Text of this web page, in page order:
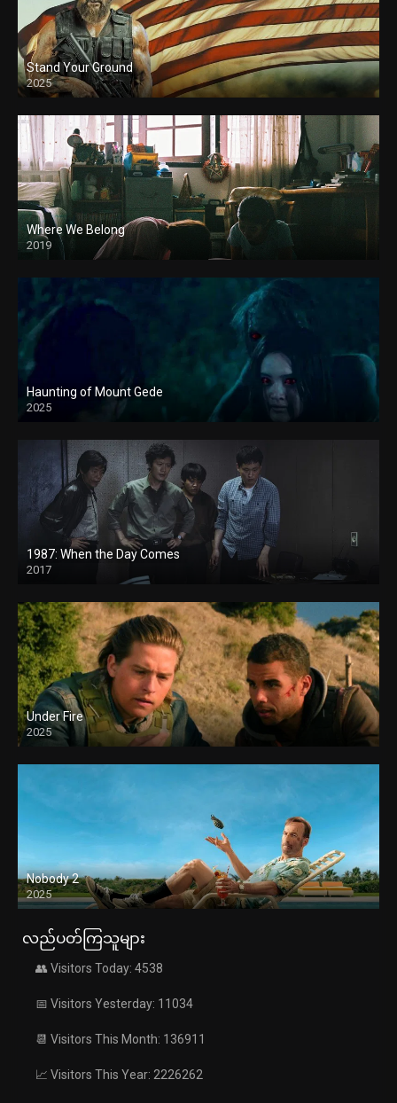
Stand Your Ground
2025
Where We Belong
2019
Haunting of Mount Gede
2025
1987: When the Day Comes
2017
Under Fire
2025
Nobody 2
2025
လည်ပတ်ကြသူများ
👥 Visitors Today: 4538
📅 Visitors Yesterday: 11034
📆 Visitors This Month: 136911
📈 Visitors This Year: 2226262